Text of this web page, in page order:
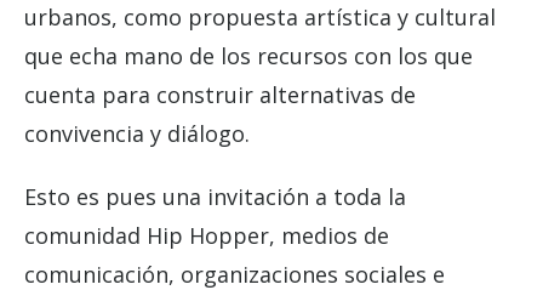
urbanos, como propuesta artística y cultural
que echa mano de los recursos con los que
cuenta para construir alternativas de
convivencia y diálogo.
Esto es pues una invitación a toda la
comunidad Hip Hopper, medios de
comunicación, organizaciones sociales e